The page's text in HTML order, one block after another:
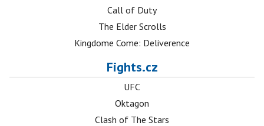
Call of Duty
The Elder Scrolls
Kingdome Come: Deliverence
Fights.cz
UFC
Oktagon
Clash of The Stars